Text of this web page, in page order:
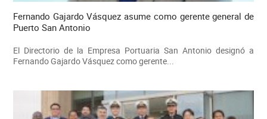
Fernando Gajardo Vásquez asume como gerente general de
Puerto San Antonio
El Directorio de la Empresa Portuaria San Antonio designó a
Fernando Gajardo Vásquez como gerente...